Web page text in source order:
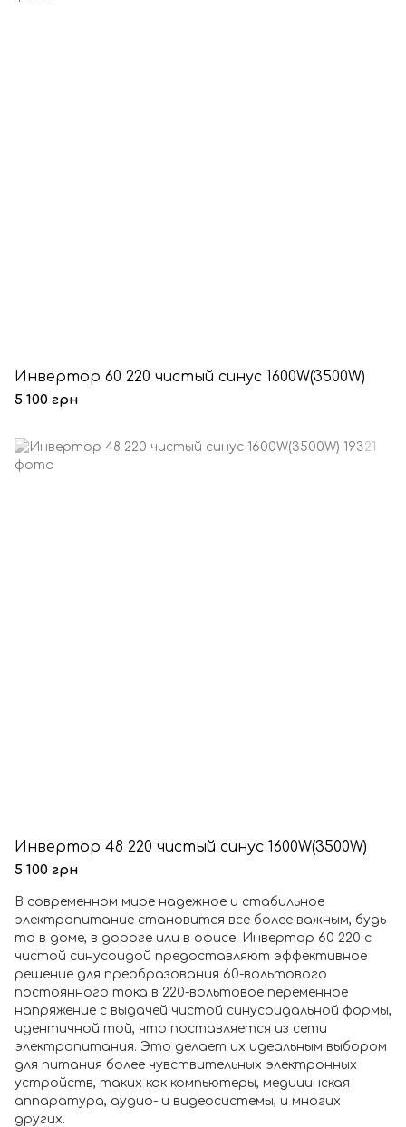
Инвертор 60 220 чистый синус 1600W(3500W)
5 100 грн
Инвертор 48 220 чистый синус 1600W(3500W)
5 100 грн
В современном мире надежное и стабильное
электропитание становится все более важным, будь
то в доме, в дороге или в офисе. Инвертор 60 220 с
чистой синусоидой предоставляют эффективное
решение для преобразования 60-вольтового
постоянного тока в 220-вольтовое переменное
напряжение с выдачей чистой синусоидальной формы,
идентичной той, что поставляется из сети
электропитания. Это делает их идеальным выбором
для питания более чувствительных электронных
устройств, таких как компьютеры, медицинская
аппаратура, аудио- и видеосистемы, и многих
других.